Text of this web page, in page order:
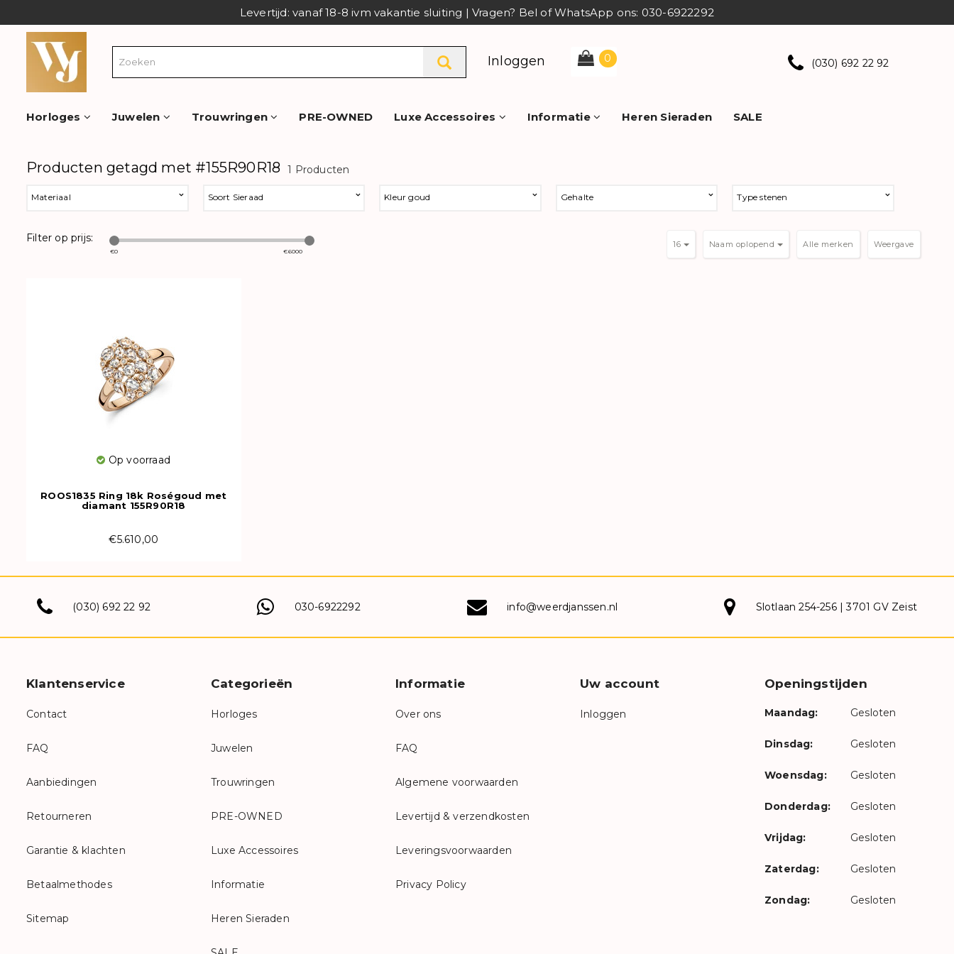
Levertijd: vanaf 18-8 ivm vakantie sluiting | Vragen? Bel of WhatsApp ons: 030-6922292
Inloggen 0 (030) 692 22 92
Horloges Juwelen Trouwringen PRE-OWNED Luxe Accessoires Informatie Heren Sieraden SALE
Producten getagd met #155R90R18 1 Producten
Materiaal Soort Sieraad Kleur goud Gehalte Type stenen
Filter op prijs:
€0 €6000
Weergave
Naam oplopend
16
Op voorraad
ROOS1835 Ring 18k Roségoud met
diamant 155R90R18
€5.610,00
(030) 692 22 92 030-6922292 info@weerdjanssen.nl Slotlaan 254-256 | 3701 GV Zeist
Klantenservice
Contact
FAQ
Aanbiedingen
Retourneren
Garantie & klachten
Betaalmethodes
Sitemap
Categorieën
Horloges
Juwelen
Trouwringen
PRE-OWNED
Luxe Accessoires
Informatie
Heren Sieraden
Informatie
Over ons
FAQ
Algemene voorwaarden
Levertijd & verzendkosten
Leveringsvoorwaarden
Privacy Policy
Uw account
Inloggen
Openingstijden
Maandag: Gesloten
Dinsdag: Gesloten
Woensdag: Gesloten
Donderdag: Gesloten
Vrijdag: Gesloten
Zaterdag: Gesloten
Zondag: Gesloten